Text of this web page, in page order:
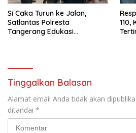
Si Caka Turun ke Jalan,
Satlantas Polresta
Tangerang Edukasi
110,
Tinggalkan Balasan
Alamat email Anda tidak akan
ditandai *